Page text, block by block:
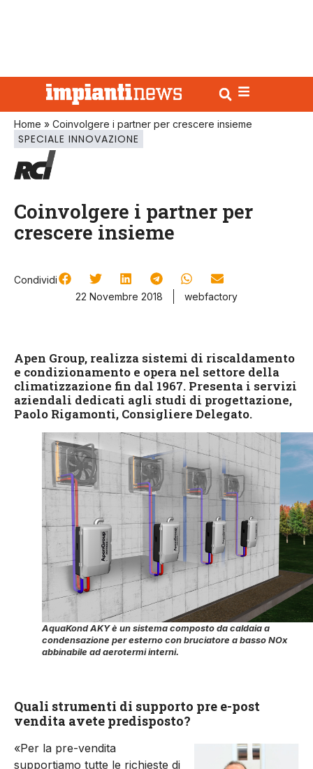
Home » Coinvolgere i partner per crescere insieme
SPECIALE INNOVAZIONE
Coinvolgere i partner per
crescere insieme
Condividi
22 Novembre 2018
webfactory
Apen Group, realizza sistemi di riscaldamento
e condizionamento e opera nel settore della
climatizzazione fin dal 1967. Presenta i servizi
aziendali dedicati agli studi di progettazione,
Paolo Rigamonti, Consigliere Delegato.
AquaKond AKY è un sistema composto da caldaia a
condensazione per esterno con bruciatore a basso NOx
abbinabile ad aerotermi interni.
Quali strumenti di supporto pre e-post
vendita avete predisposto?
«Per la pre-vendita
supportiamo tutte le richieste di